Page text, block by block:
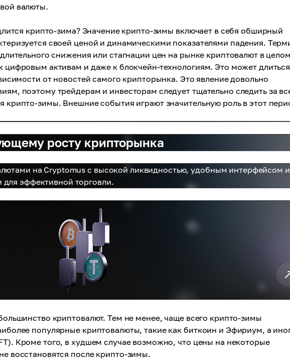
валюты.
крипто-зима? Значение крипто-зимы включает в себя обширный
своей ценой и динамическими показателями падения.
снижения или стагнации цен на рынке криптовалют в
цифровым активам и даже к блокчейн-технологиям. Это может длиться
от новостей самого крипторынка. Это явление довольно
поэтому трейдерам и инвесторам следует тщательно следить за
крипто-зимы. Внешние события играют значительную роль в этот
росту крипторынка
на Cryptomus с высокой ликвидностью, удобным интерфейсом и
эффективной торговли.
криптовалют. Тем не менее, чаще всего крипто-зимы
популярные криптовалюты, такие как биткоин и Эфириум, а
Кроме того, в худшем случае возможно, что цены на некоторые
восстановятся после крипто-зимы.